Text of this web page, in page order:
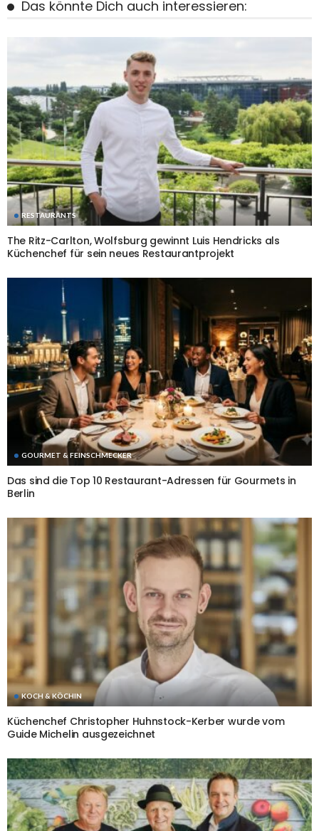
Das könnte Dich auch interessieren:
RESTAURANTS
The Ritz-Carlton, Wolfsburg gewinnt Luis Hendricks als
Küchenchef für sein neues Restaurantprojekt
GOURMET & FEINSCHMECKER
Das sind die Top 10 Restaurant-Adressen für Gourmets in
Berlin
KOCH & KÖCHIN
Küchenchef Christopher Huhnstock-Kerber wurde vom
Guide Michelin ausgezeichnet